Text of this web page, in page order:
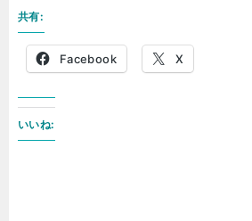
共有:
Facebook X
いいね: